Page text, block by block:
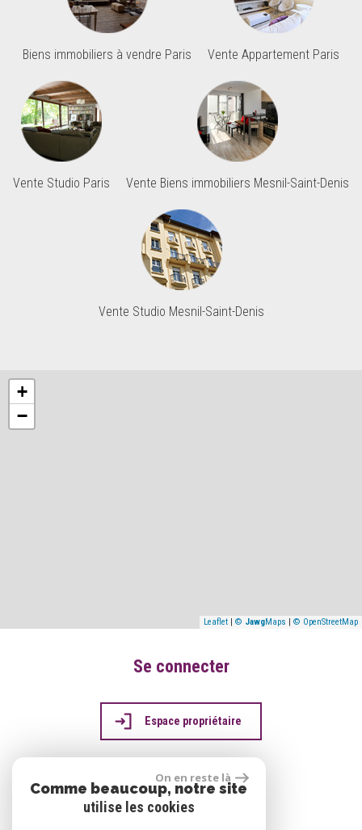
Biens immobiliers à vendre Paris Vente Appartement Paris
Vente Studio Paris Vente Biens immobiliers Mesnil-Saint-Denis
Vente Studio Mesnil-Saint-Denis
+
−
Leaflet | © JawgMaps | © OpenStreetMap
Se connecter
Espace propriétaire
réalisé par
On en reste là
Comme beaucoup, notre site
utilise les cookies